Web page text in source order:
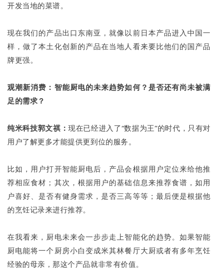
开发当地的菜谱。
现在我们的产品出口东南亚，就像以前日本产品进入中国一
样，做了本土化创新的产品在当地人看来要比他们的国产品
牌更强。
观潮新消费：智能厨电的未来趋势如何？是否还有尚未被满
足的需求？
纯米科技郭文祺：现在已经进入了“数据为王”的时代，只有对
用户了解更多才能提供更到位的服务。
比如，用户打开智能厨电后，产品会根据用户定位来给他推
荐相应食材；其次，根据用户的基础信息来推荐食谱，如用
户喜好、是否有健身需求，是否三高等等；最后便是根据他
的烹饪记录来进行推荐。
在我看来，厨电未来会一步步走上智能化的趋势。如果智能
厨电能将一个厨房小白变成米其林餐厅大厨或者有多年烹饪
经验的母亲，那这个产品就非常有价值。